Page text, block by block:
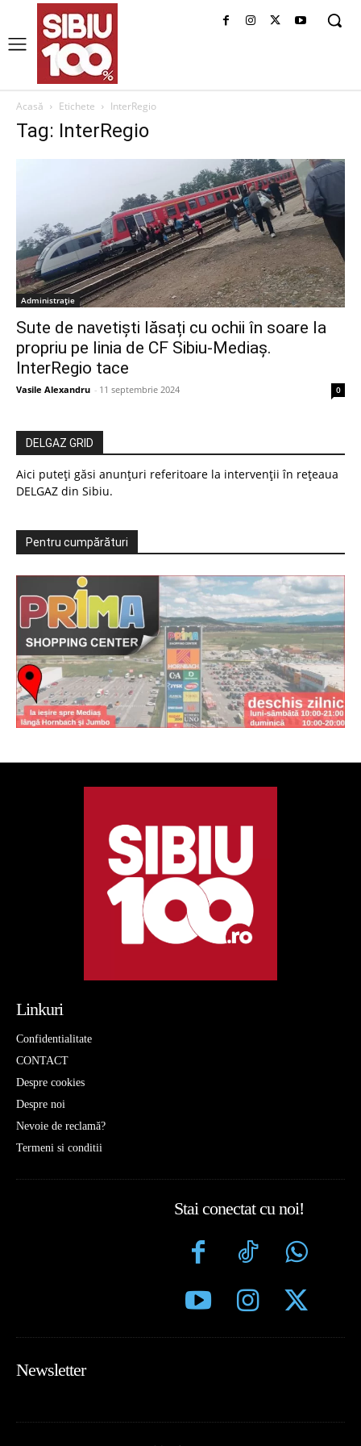
Acasă Etichete InterRegio
Tag: InterRegio
Administrație
Sute de navetiști lăsați cu ochii în soare la
propriu pe linia de CF Sibiu-Mediaș.
InterRegio tace
Vasile Alexandru - 11 septembrie 2024 0
DELGAZ GRID
Aici puteți găsi anunțuri referitoare la intervenții în rețeaua
DELGAZ din Sibiu.
Pentru cumpărături
Linkuri
Confidentialitate
CONTACT
Despre cookies
Despre noi
Nevoie de reclamă?
Termeni si conditii
Stai conectat cu noi!
Newsletter